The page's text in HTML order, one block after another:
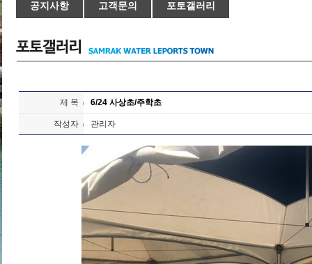
공지사항 고객문의 포토갤러리
제 목 6/24 사상초/주학초
작성자 관리자